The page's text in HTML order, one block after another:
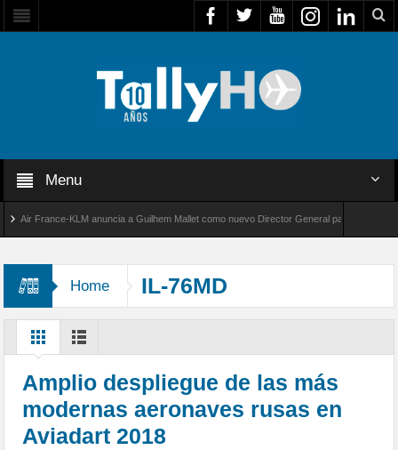
Menu
France-KLM anuncia a Guilhem Mallet como nuevo Director General para América Latina
Home IL-76MD
Amplio despliegue de las más
modernas aeronaves rusas en
Aviadart 2018